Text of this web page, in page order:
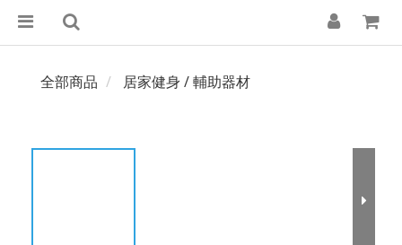
全部商品 居家健身 / 輔助器材